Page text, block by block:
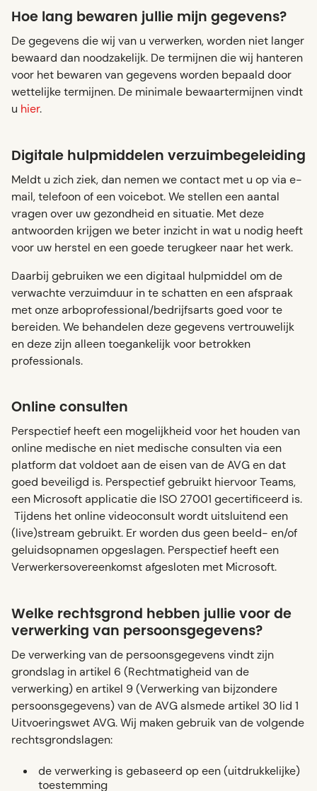
Hoe lang bewaren jullie mijn gegevens?
De gegevens die wij van u verwerken, worden niet langer
bewaard dan noodzakelijk. De termijnen die wij hanteren
voor het bewaren van gegevens worden bepaald door
wettelijke termijnen. De minimale bewaartermijnen vindt
u hier.
Digitale hulpmiddelen verzuimbegeleiding
Meldt u zich ziek, dan nemen we contact met u op via e-
mail, telefoon of een voicebot. We stellen een aantal
vragen over uw gezondheid en situatie. Met deze
antwoorden krijgen we beter inzicht in wat u nodig heeft
voor uw herstel en een goede terugkeer naar het werk.
Daarbij gebruiken we een digitaal hulpmiddel om de
verwachte verzuimduur in te schatten en een afspraak
met onze arboprofessional/bedrijfsarts goed voor te
bereiden. We behandelen deze gegevens vertrouwelijk
en deze zijn alleen toegankelijk voor betrokken
professionals.
Online consulten
Perspectief heeft een mogelijkheid voor het houden van
online medische en niet medische consulten via een
platform dat voldoet aan de eisen van de AVG en dat
goed beveiligd is. Perspectief gebruikt hiervoor Teams,
een Microsoft applicatie die ISO 27001 gecertificeerd is.
Tijdens het online videoconsult wordt uitsluitend een
(live)stream gebruikt. Er worden dus geen beeld- en/of
geluidsopnamen opgeslagen. Perspectief heeft een
Verwerkersovereenkomst afgesloten met Microsoft.
Welke rechtsgrond hebben jullie voor de
verwerking van persoonsgegevens?
De verwerking van de persoonsgegevens vindt zijn
grondslag in artikel 6 (Rechtmatigheid van de
verwerking) en artikel 9 (Verwerking van bijzondere
persoonsgegevens) van de AVG alsmede artikel 30 lid 1
Uitvoeringswet AVG. Wij maken gebruik van de volgende
rechtsgrondslagen:
de verwerking is gebaseerd op een (uitdrukkelijke)
toestemming